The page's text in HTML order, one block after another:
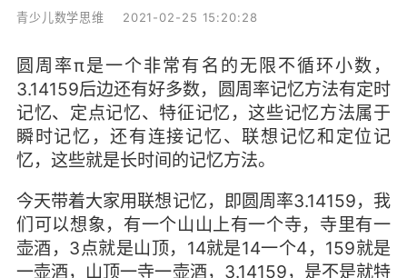
青少儿数学思维 2021-02-25 15:20:28
圆周率π是一个非常有名的无限不循环小数，
3.14159后边还有好多数，圆周率记忆方法有定时
记忆、定点记忆、特征记忆，这些记忆方法属于
瞬时记忆，还有连接记忆、联想记忆和定位记
忆，这些就是长时间的记忆方法。
今天带着大家用联想记忆，即圆周率3.14159，我
们可以想象，有一个山山上有一个寺，寺里有一
壶酒，3点就是山顶，14就是14一个4，159就是
一壶酒，山顶一寺一壶酒，3.14159，是不是就特